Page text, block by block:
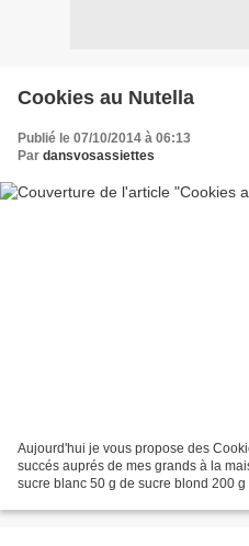
Cookies au Nutella
Publié le 07/10/2014 à 06:13
Par dansvosassiettes
Aujourd'hui je vous propose des
succés auprés de mes grands à la
sucre blanc 50 g de sucre blond 200